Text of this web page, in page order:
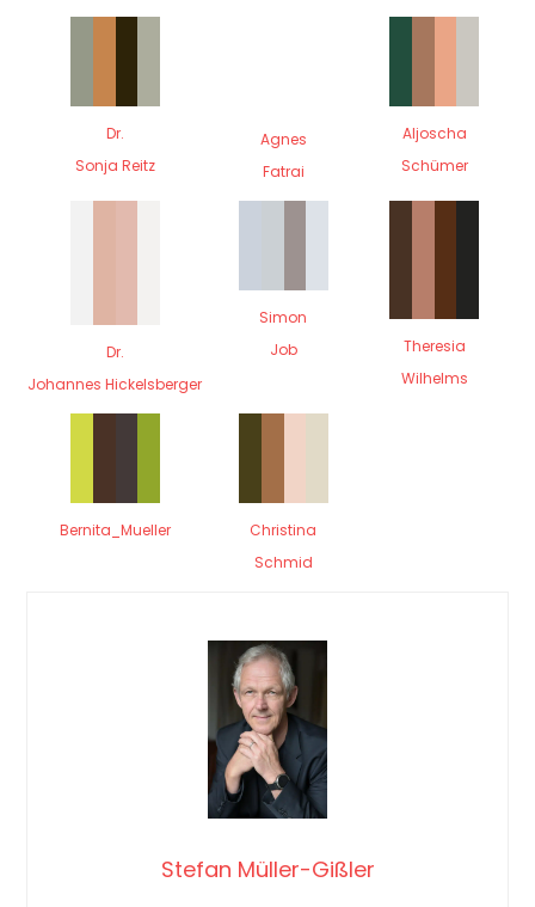
Dr.
Sonja Reitz
Agnes
Fatrai
Aljoscha
Schümer
Dr.
Johannes Hickelsberger
Simon
Job
Theresia
Wilhelms
Bernita_Mueller
Christina
Schmid
Stefan Müller-Gißler